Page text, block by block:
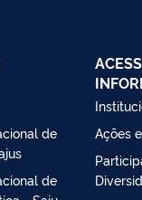
de
de
Ações